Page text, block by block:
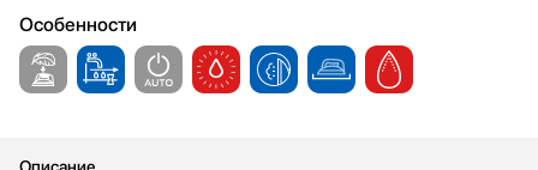
Холодильное оборудование
Особенности